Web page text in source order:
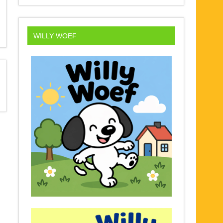
WILLY WOEF